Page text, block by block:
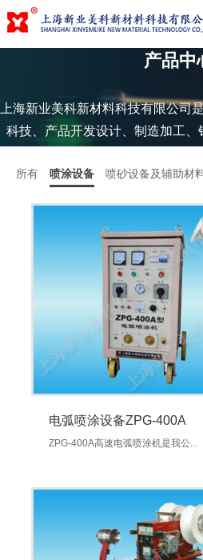
产品中
上海新业美科新材料科技有限公司
科技、产品开发设计、制造加工、
所有 喷涂设备 喷砂设备及辅助材
电弧喷涂设备ZPG-400A
ZPG-400A高速电弧喷涂机是我公...